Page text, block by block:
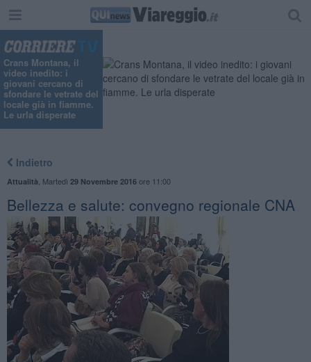
Crans Montana, il
video inedito: i
giovani cercano di
sfondare le vetrate del
locale già in fiamme.
Le urla disperate
Indietro
Attualità Martedì 29 Novembre 2016ore 11:00
Bellezza e salute: convegno regionale CNA